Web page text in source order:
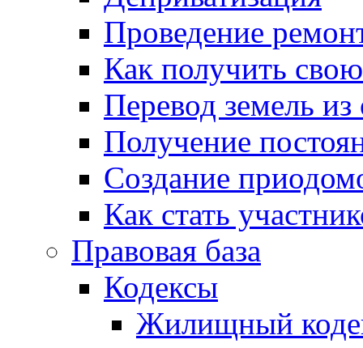
Проведение
Как получить
Перевод земель
Получение
Создание
Как стать
Правовая база
Кодексы
Жилищный